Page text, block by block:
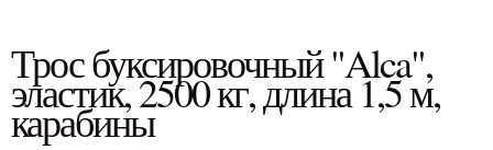
Трос буксировочный "Alca",
эластик, 2500 кг, длина 1,5 м,
карабины